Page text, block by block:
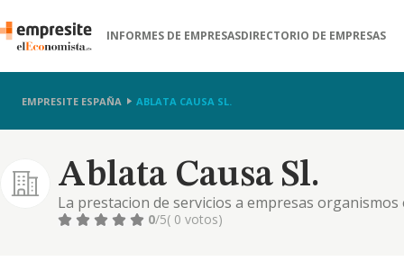
INFORMES DE EMPRESASDIRECTORIO DE EMPRESAS
EMPRESITE ESPAÑA ABLATA CAUSA SL.
Ablata Causa Sl.
La prestacion de servicios a empresas
informatica, de software, ecloud, internet, asi
0/5( 0 votos)